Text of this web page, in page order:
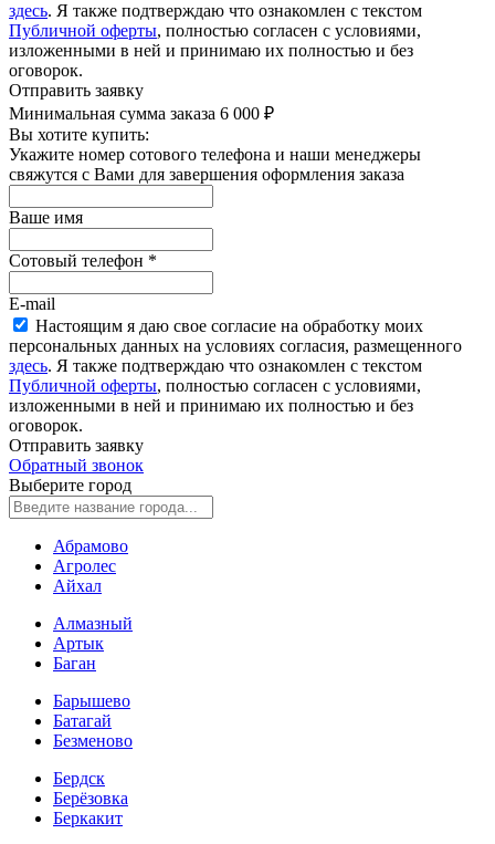
здесь. Я также подтверждаю что ознакомлен с текстом
Публичной оферты, полностью согласен с условиями,
изложенными в ней и принимаю их полностью и без
оговорок.
Отправить заявку
Минимальная сумма заказа 6 000 ₽
Вы хотите купить:
Укажите номер сотового телефона и наши менеджеры
свяжутся с Вами для завершения оформления заказа
Ваше имя
Сотовый телефон *
E-mail
Настоящим я даю свое согласие на обработку моих
персональных данных на условиях согласия, размещенного
здесь. Я также подтверждаю что ознакомлен с текстом
Публичной оферты, полностью согласен с условиями,
изложенными в ней и принимаю их полностью и без
оговорок.
Отправить заявку
Обратный звонок
Выберите город
Абрамово
Агролес
Айхал
Алмазный
Артык
Баган
Барышево
Батагай
Безменово
Бердск
Берёзовка
Беркакит